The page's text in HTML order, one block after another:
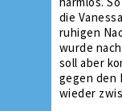
die
ruhigen
wurde
soll aber
gegen den
wieder